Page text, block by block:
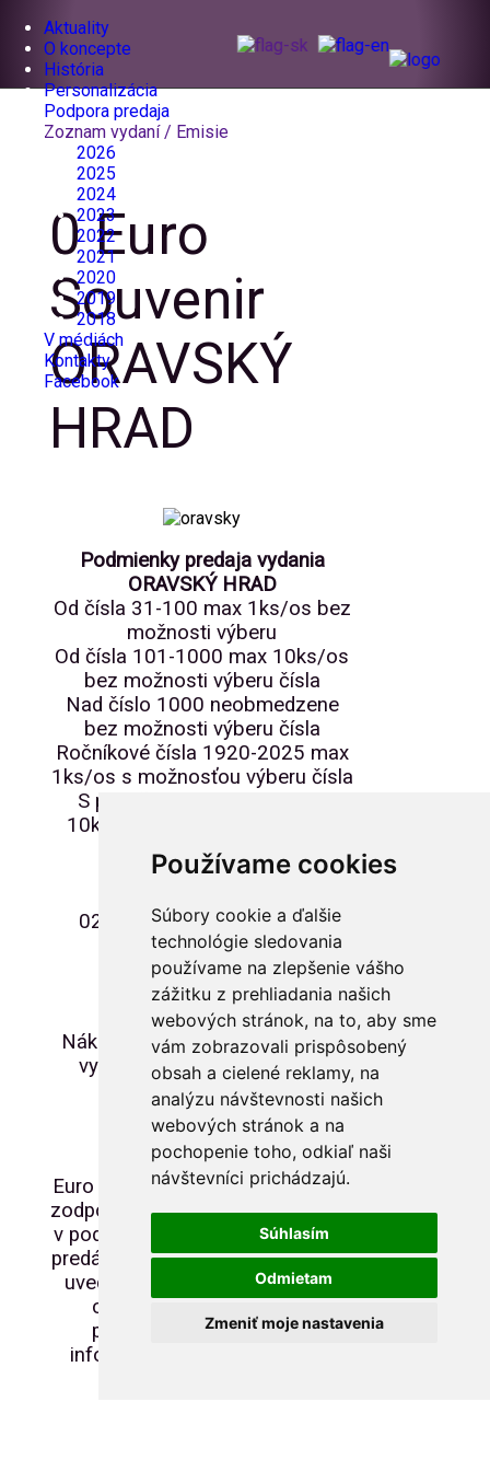
Používame cookies
Súbory cookie a ďalšie
technológie sledovania
používame na zlepšenie vášho
zážitku z prehliadania našich
webových stránok, na to, aby sme
vám zobrazovali prispôsobený
obsah a cielené reklamy, na
analýzu návštevnosti našich
webových stránok a na
pochopenie toho, odkiaľ naši
návštevníci prichádzajú.
Súhlasím
Odmietam
Zmeniť moje nastavenia
Aktuality
O koncepte
História
Personalizácia
Podpora predaja
Zoznam vydaní / Emisie
2026
2025
2024
2023
2022
2021
2020
2019
2018
V médiách
Kontakty
Facebook
0 Euro
Souvenir
ORAVSKÝ
HRAD
Podmienky predaja vydania
ORAVSKÝ HRAD
Od čísla 31-100 max 1ks/os bez
možnosti výberu
Od čísla 101-1000 max 10ks/os
bez možnosti výberu čísla
Nad číslo 1000 neobmedzene
bez možnosti výberu čísla
Ročníkové čísla 1920-2025 max
1ks/os s možnosťou výberu čísla
S prítlačou Anniversary max
10ks/os bez možnosti výberu
Miesto predaja:
027 41 Oravský Podzámok
Začiatok predaja:
26.04. 2025 od 09.00
Náklad: 5000ks (4000ks bežné
vydanie, 1000ks s prítlačou
Anniversary)
Cena: 3,50€/ks
Euro Souvenir Slovensko nenesie
zodpovednosť za prípadné zmeny
v podmienkach predaja zo strany
predávajúceho. Informácie vyššie
uvedené sú len informatívneho
charakteru. O aktuálnych
podmienkach predaja sa
informujte priamo u predajcu.